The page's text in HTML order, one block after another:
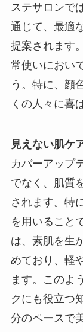
ステサロンで
通じて、最適
提案されます
常使いにおい
う。特に、顔
くの人々に喜
見えない肌ケ
カバーアップ
でなく、肌質
されます。特
を用いること
は、素肌を生
めており、軽
ます。このよ
クにも役立つ
分のペースで